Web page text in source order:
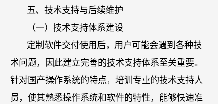
五、技术支持与后续维护
（一）技术支持体系建设
定制软件交付使用后，用户可能会遇到各种技
术问题，因此建立完善的技术支持体系至关重要。
针对国产操作系统的特点，培训专业的技术支持人
员，使其熟悉操作系统和软件的特性，能够快速准